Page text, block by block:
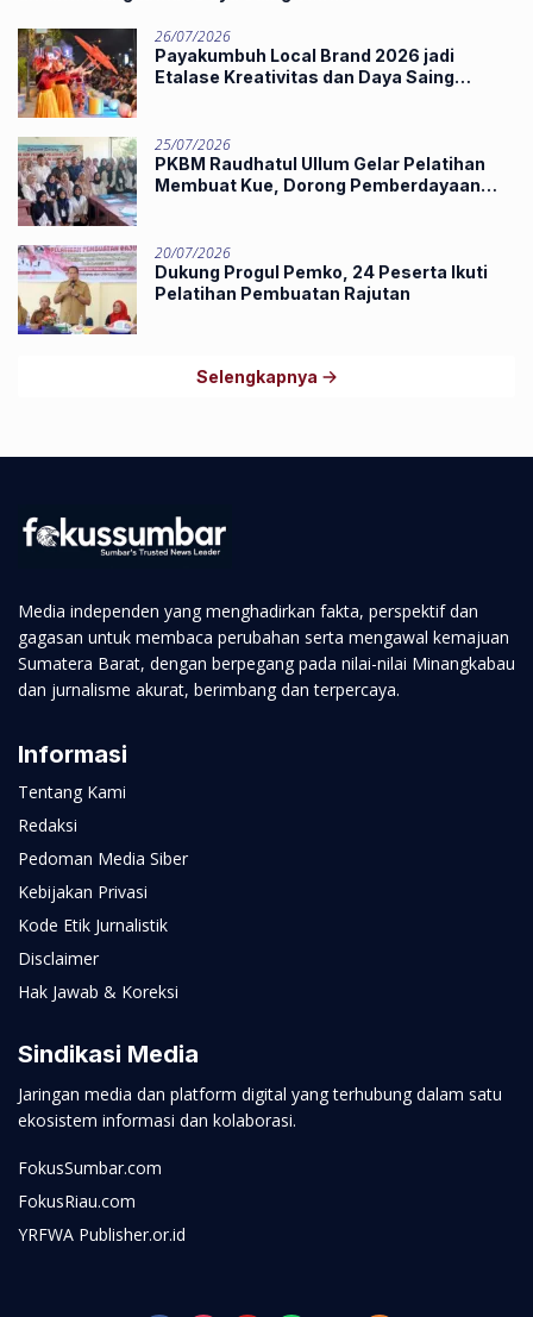
26/07/2026
Payakumbuh Local Brand 2026 jadi
Etalase Kreativitas dan Daya Saing
25/07/2026
PKBM Raudhatul Ullum Gelar Pelatihan
Membuat Kue, Dorong Pemberdayaan
20/07/2026
Dukung Progul Pemko, 24 Peserta Ikuti
Pelatihan Pembuatan Rajutan
Selengkapnya
Media independen yang menghadirkan fakta, perspektif dan
gagasan untuk membaca perubahan serta mengawal kemajuan
Sumatera Barat, dengan berpegang pada nilai-nilai Minangkabau
dan jurnalisme akurat, berimbang dan terpercaya.
Informasi
Tentang Kami
Redaksi
Pedoman Media Siber
Kebijakan Privasi
Kode Etik Jurnalistik
Disclaimer
Hak Jawab & Koreksi
Sindikasi Media
Jaringan media dan platform digital yang terhubung dalam satu
ekosistem informasi dan kolaborasi.
FokusSumbar.com
FokusRiau.com
YRFWA Publisher.or.id